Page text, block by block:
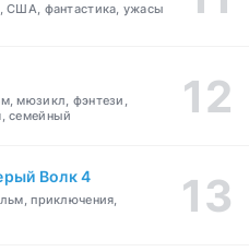
США, фантастика, ужасы
мюзикл, фэнтези,
семейный
Волк 4
приключения,